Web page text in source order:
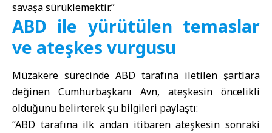
savaşa sürüklemektir.”
ABD ile yürütülen temaslar
ve ateşkes vurgusu
Müzakere sürecinde ABD tarafına iletilen şartlara
değinen Cumhurbaşkanı Avn, ateşkesin öncelikli
olduğunu belirterek şu bilgileri paylaştı:
“ABD tarafına ilk andan itibaren ateşkesin sonraki